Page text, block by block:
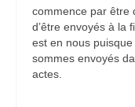
commence par être
d’être envoyés à la
est en nous
sommes envoyés
actes.